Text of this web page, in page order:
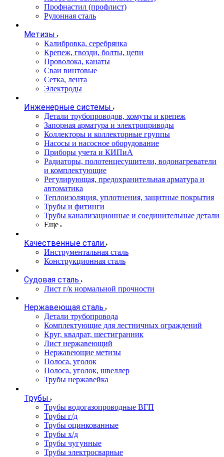
Профнастил (профлист)
Рулонная сталь
Метизы
Калибровка, серебрянка
Крепеж, гвозди, болты, цепи
Проволока, канаты
Сваи винтовые
Сетка, лента
Электроды
Инженерные системы
Детали трубопроводов, хомуты и крепеж
Запорная арматура и электроприводы
Коллекторы и коллекторные группы
Насосы и насосное оборудование
Приборы учета и КИПиА
Радиаторы, полотенцесушители, водонагреватели
и комплектующие
Регулирующая, предохранительная арматура и
автоматика
Теплоизоляция, уплотнения, защитные покрытия
Трубы и фитинги
Трубы канализационные и соединительные детали
Еще
Качественные стали
Инструментальная сталь
Конструкционная сталь
Судовая сталь
Лист г/к нормальной прочности
Нержавеющая сталь
Детали трубопровода
Комплектующие для лестничных ограждений
Круг, квадрат, шестигранник
Лист нержавеющий
Нержавеющие метизы
Полоса, уголок
Полоса, уголок, швеллер
Трубы нержавейка
Трубы
Трубы водогазопроводные ВГП
Трубы г/д
Трубы оцинкованные
Трубы х/д
Трубы чугунные
Трубы электросварные